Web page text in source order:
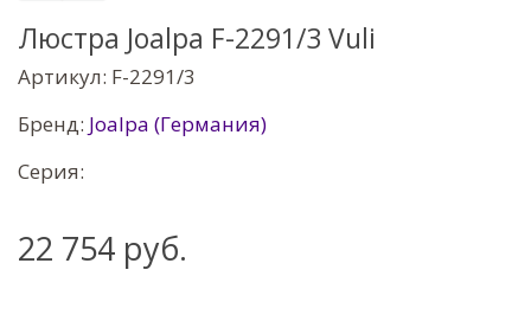
Люстра Joalpa F-2291/3 Vuli
Артикул: F-2291/3
Бренд: Joalpa (Германия)
Серия:
22 754 руб.